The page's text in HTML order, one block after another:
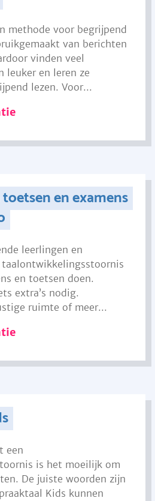
methode voor begrijpend
van berichten
vinden veel
leuker en leren ze
lezen. Voor...
en examens
leerlingen en
taalontwikkelingsstoornis
en toetsen doen.
extra’s nodig.
ruimte of meer...
een
is het moeilijk om
De juiste woorden zijn
Kids kunnen